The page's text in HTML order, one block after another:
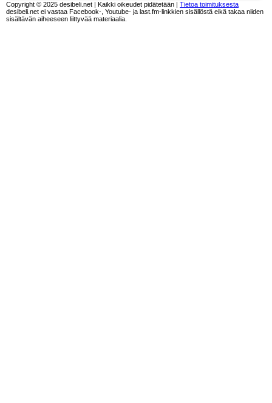
Copyright © 2025 desibeli.net | Kaikki oikeudet pidätetään | Tietoa toimituksesta
desibeli.net ei vastaa Facebook-, Youtube- ja last.fm-linkkien sisällöstä eikä takaa niiden
sisältävän aiheeseen liittyvää materiaalia.